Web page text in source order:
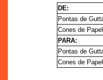
DE:
Pontas de
Cones de
PARA:
Pontas de
Cones de